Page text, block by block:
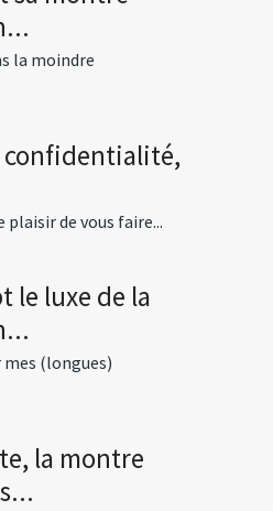
la moindre
confidentialité,
de vous faire...
le luxe de la
(longues)
la montre